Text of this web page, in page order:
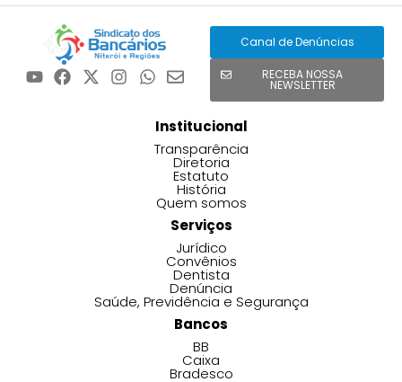
Canal de Denúncias
RECEBA NOSSA
NEWSLETTER
Institucional
Transparência
Diretoria
Estatuto
História
Quem somos
Serviços
Jurídico
Convênios
Dentista
Denúncia
Saúde, Previdência e Segurança
Bancos
BB
Caixa
Bradesco